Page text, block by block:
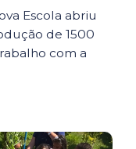
Escola abriu
de 1500
com a